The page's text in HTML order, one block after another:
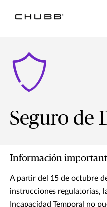
Seguro de
Información
A partir del 15 de octubre
instrucciones regulatorias,
Incapacidad Temporal no